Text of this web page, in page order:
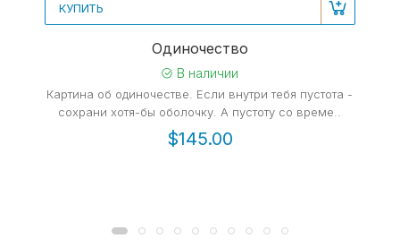
КУПИТЬ
Одиночество
В наличии
Картина об одиночестве. Если внутри тебя пустота -
сохрани хотя-бы оболочку. А пустоту со време..
$145.00